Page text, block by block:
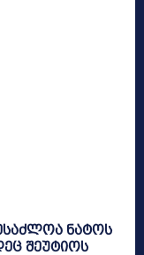
ნატოს
შეუტიოს